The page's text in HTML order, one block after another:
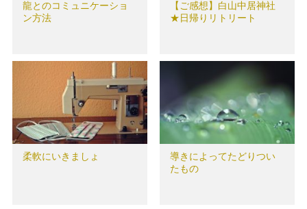
龍とのコミュニケーショ
ン方法
【ご感想】白山中居神社
★日帰りリトリート
柔軟にいきましょ
導きによってたどりつい
たもの